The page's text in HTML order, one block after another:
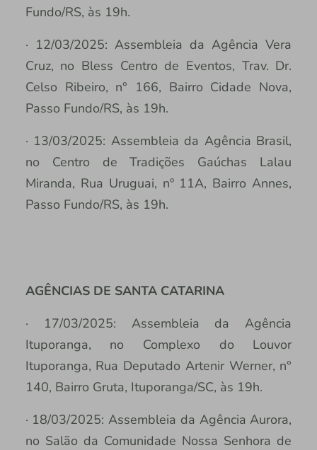
Fundo/RS, às 19h.
· 12/03/2025: Assembleia da Agência Vera
Cruz, no Bless Centro de Eventos, Trav. Dr.
Celso Ribeiro, n° 166, Bairro Cidade Nova,
Passo Fundo/RS, às 19h.
· 13/03/2025: Assembleia da Agência Brasil,
no Centro de Tradições Gaúchas Lalau
Miranda, Rua Uruguai, nº 11A, Bairro Annes,
Passo Fundo/RS, às 19h.
AGÊNCIAS DE SANTA CATARINA
· 17/03/2025: Assembleia da Agência
Ituporanga, no Complexo do Louvor
Ituporanga, Rua Deputado Artenir Werner, n°
140, Bairro Gruta, Ituporanga/SC, às 19h.
· 18/03/2025: Assembleia da Agência Aurora,
no Salão da Comunidade Nossa Senhora de